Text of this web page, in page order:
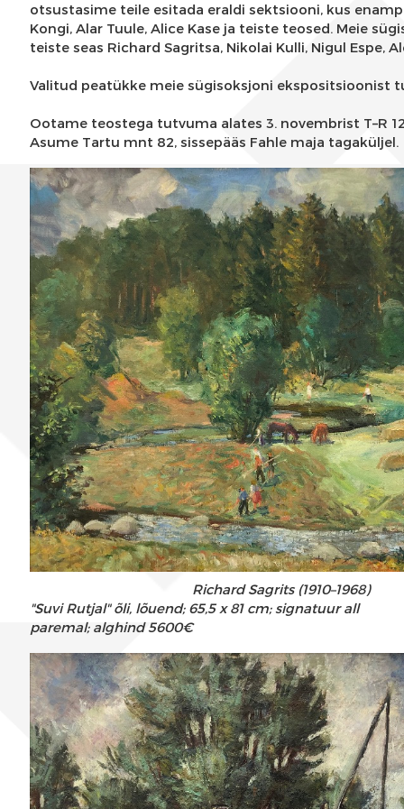
otsustasime teile esitada eraldi sektsiooni, kus
Kongi, Alar Tuule, Alice Kase ja teiste teosed. Meie
teiste seas Richard Sagritsa, Nikolai Kulli, Nigul Espe,
Valitud peatükke meie sügisoksjoni ekspositsioonist
Ootame teostega tutvuma alates 3. novembrist T–R
Asume Tartu mnt 82, sissepääs Fahle maja tagaküljel.
Richard Sagrits (1910–1968)
"Suvi Rutjal" õli, lõuend; 65,5 x 81 cm; signatuur all
paremal; alghind 5600€